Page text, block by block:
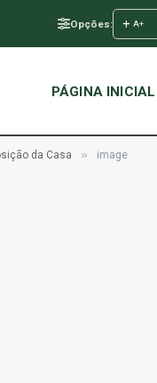
Opções: A+
PÁGINA INICIAL
da Casa » image